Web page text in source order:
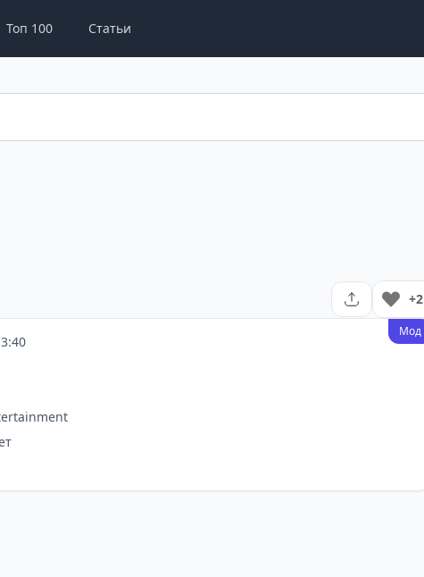
Топ 100 Статьи
+2
Мод